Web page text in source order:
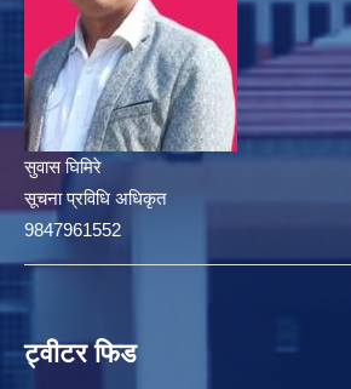
सुवास घिमिरे
सूचना प्रविधि अधिकृत
9847961552
ट्वीटर फिड